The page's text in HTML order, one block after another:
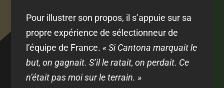
Pour illustrer son propos, il s’appuie sur sa
propre expérience de sélectionneur de
l’équipe de France.« Si Cantona marquait le
but, on gagnait. S’il le ratait, on perdait. Ce
n’était pas moi sur le terrain. »